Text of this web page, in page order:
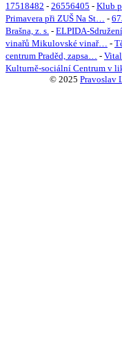
17518482 - 26556405 - Klub
Primavera při ZUŠ Na St… -
Brašna, z. s. - ELPIDA-
vinařů Mikulovské vinař… -
centrum Praděd, zapsa… -
Kulturně-sociální Centrum v
© 2025 Pravoslav